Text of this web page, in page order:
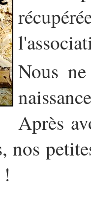
Nous
Après
nos